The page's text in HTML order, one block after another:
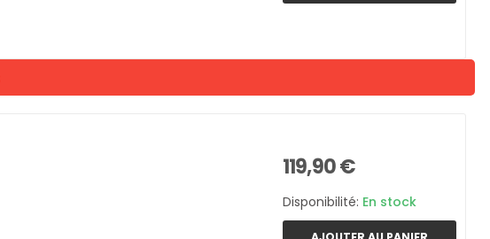
119,90 €
Disponibilité: En stock